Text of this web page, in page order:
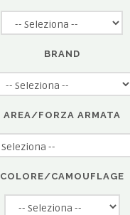
BRAND
AREA/FORZA ARMATA
COLORE/CAMOUFLAGE